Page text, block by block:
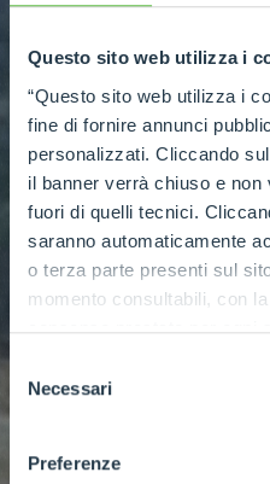
Questo sito web utilizza i
“Questo sito web utilizza i
fine di fornire annunci
personalizzati. Cliccando
il banner verrà chiuso e
fuori di quelli tecnici.
saranno automaticamente
o terza parte presenti sul
momento consultabili, con
consenso prestato per ogni
ogni pagina, selezionare
dell'informativa completa
pagina. Per esercitare i
Selezione
del
consenso
Necessari
Preferenze